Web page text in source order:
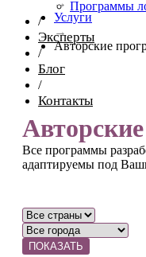
Программы
/
Эксперты
/
Блог
/
Контакты
→
Услуги
→
Авторские
Все программы
адаптируемы под
ПОКАЗАТЬ